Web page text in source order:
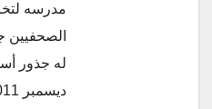
مدرسه
الصحفيين
له جذور